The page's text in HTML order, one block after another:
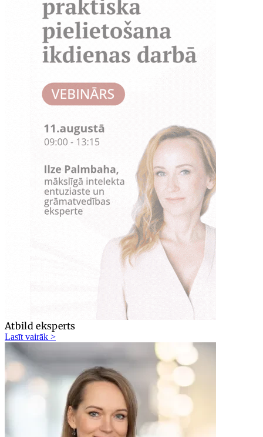
Atbild eksperts
Lasīt vairāk >